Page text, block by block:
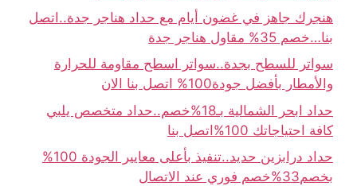
هنجرك جاهز في غضون أيام مع حداد هناجر جدة..اتصل
بنا…خصم 35% مقاول هناجر جدة
سواتر للسطح بجدة..سواتر اسطح مقاومة للحرارة
والأمطار بأفضل جودة100% اتصل بنا الان
حداد ابحر الشمالية بـ18%خصم..حداد متخصص يلبي
كافة احتياجاتك 100%اتصل بنا
حداد درابزين حديد..تنفيذ بأعلى معايير الجودة 100%
بخصم33%خصم فوري عند الاتصال